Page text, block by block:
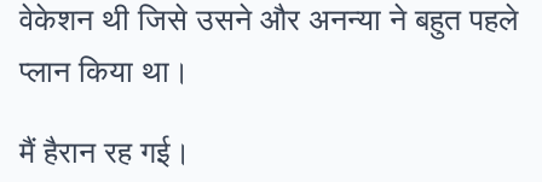
वेकेशन थी जिसे उसने और अनन्या ने बहुत पहले
प्लान किया था।
मैं हैरान रह गई।